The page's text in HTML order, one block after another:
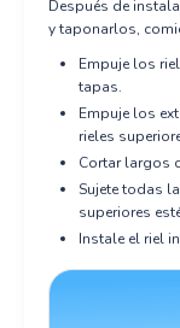
Después de
y taponarlos,
Empuje los
tapas.
Empuje los
rieles
Cortar largos
Sujete todas
superiores
Instale el riel